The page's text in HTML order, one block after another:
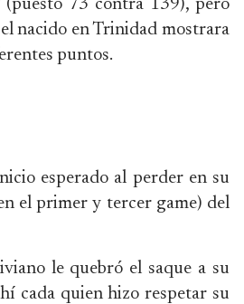
73 contra 139), pero
nacido en Trinidad mostrara
puntos.
esperado al perder en su
el primer y tercer game) del
le quebró el saque a su
cada quien hizo respetar su